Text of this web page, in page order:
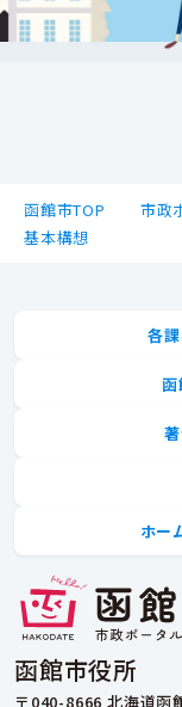
函館市TOP 市政
基本構想
函館市役所
〒040-8666 北海道函
各
ホー